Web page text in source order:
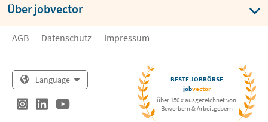
Über jobvector
AGB Datenschutz Impressum
Language
BESTE JOBBÖRSE
jobvector
über 150 x ausgezeichnet von
Bewerbern & Arbeitgebern